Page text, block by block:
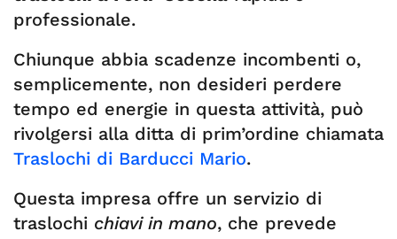
professionale.
Chiunque abbia scadenze incombenti o,
semplicemente, non desideri perdere
tempo ed energie in questa attività, può
rivolgersi alla ditta di prim’ordine chiamata
Traslochi di Barducci Mario.
Questa impresa offre un servizio di
traslochi chiavi in mano, che prevede